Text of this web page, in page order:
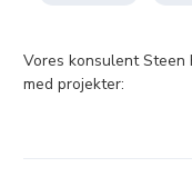
Vores konsulent
med projekter: